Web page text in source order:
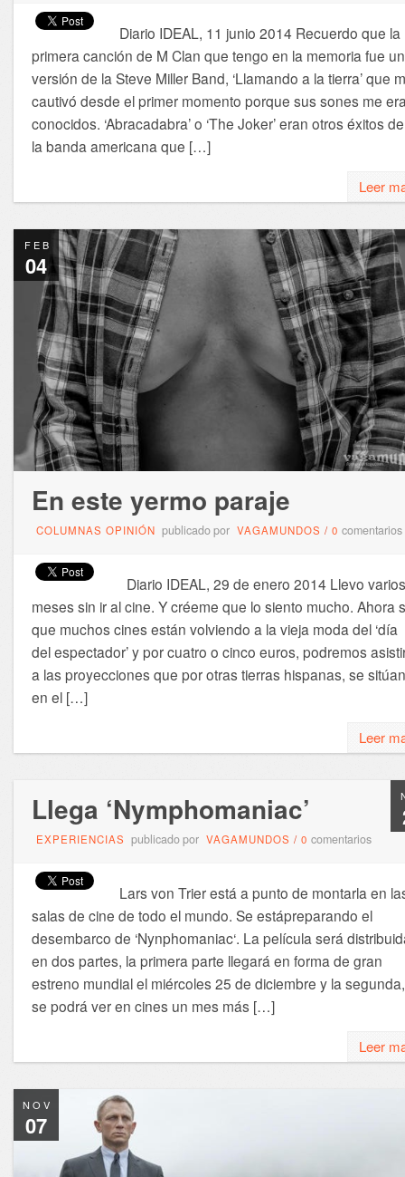
Diario IDEAL, 11 junio 2014 Recuerdo que la
primera canción de M Clan que tengo en la memoria fue
versión de la Steve Miller Band, ‘Llamando a la tierra’ que
cautivó desde el primer momento porque sus sones me
conocidos. ‘Abracadabra’ o ‘The Joker’ eran otros éxitos de
la banda americana que […]
Leer
FEB
04
En este yermo paraje
COLUMNAS OPINIÓN publicado por VAGAMUNDOS / 0 comentarios
Diario IDEAL, 29 de enero 2014 Llevo varios
meses sin ir al cine. Y créeme que lo siento mucho. Ahora
que muchos cines están volviendo a la vieja moda del ‘día
del espectador’ y por cuatro o cinco euros, podremos
a las proyecciones que por otras tierras hispanas, se sitúan
en el […]
Leer
Llega ‘Nymphomaniac’
EXPERIENCIAS publicado por VAGAMUNDOS / 0 comentarios
Lars von Trier está a punto de montarla en
salas de cine de todo el mundo. Se estápreparando el
desembarco de ‘Nynphomaniac‘. La película será
en dos partes, la primera parte llegará en forma de gran
estreno mundial el miércoles 25 de diciembre y la segunda,
se podrá ver en cines un mes más […]
Leer
NOV
07